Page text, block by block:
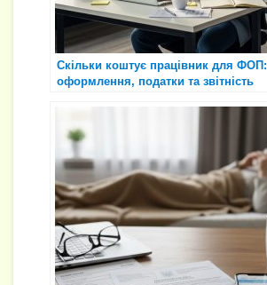
Скільки коштує працівник для ФОП:
оформлення, податки та звітність